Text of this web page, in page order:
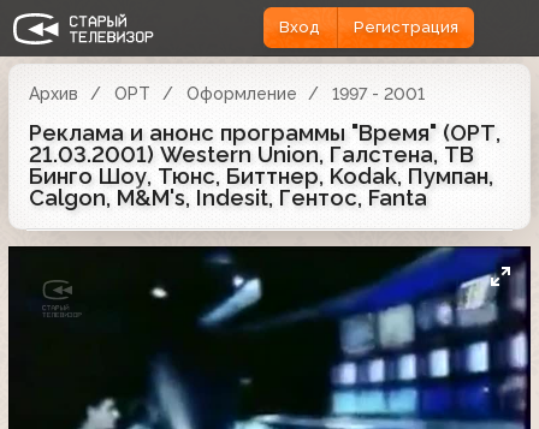
Вход Регистрация
Архив ОРТ Оформление 1997 - 2001
Реклама и анонс программы "Время" (ОРТ,
21.03.2001) Western Union, Галстена, ТВ
Бинго Шоу, Тюнс, Биттнер, Kodak, Пумпан,
Calgon, M&M's, Indesit, Гентос, Fanta